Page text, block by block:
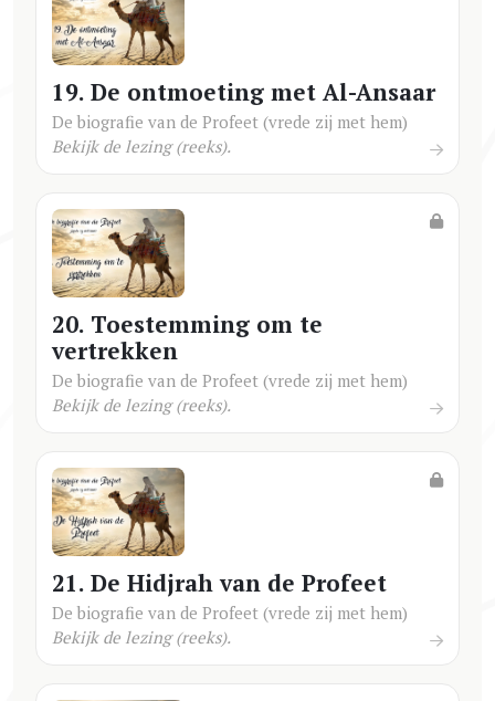
19. De ontmoeting met Al-Ansaar
De biografie van de Profeet (vrede zij met hem)
Bekijk de lezing (reeks).
20. Toestemming om te
vertrekken
De biografie van de Profeet (vrede zij met hem)
Bekijk de lezing (reeks).
21. De Hidjrah van de Profeet
De biografie van de Profeet (vrede zij met hem)
Bekijk de lezing (reeks).